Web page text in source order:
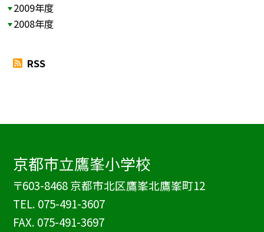
2009年度
2008年度
RSS
京都市立鷹峯小学校
〒603-8468 京都市北区鷹峯北鷹峯町12
TEL. 075-491-3607
FAX. 075-491-3697